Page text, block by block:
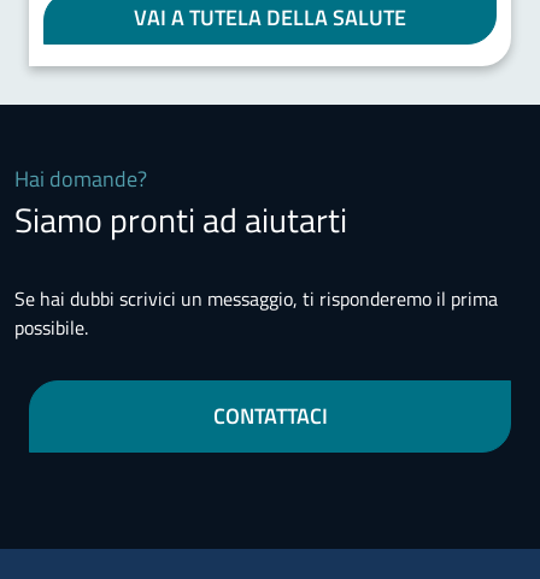
VAI A TUTELA DELLA SALUTE
Hai domande?
Siamo pronti ad aiutarti
Se hai dubbi scrivici un messaggio, ti risponderemo il prima
possibile.
CONTATTACI